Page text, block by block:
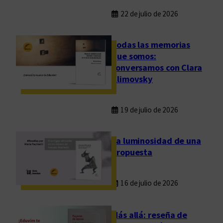
22 de julio de 2026
Todas las memorias
que somos:
conversamos con Clara
Klimovsky
19 de julio de 2026
La luminosidad de una
propuesta
16 de julio de 2026
Más allá: reseña de